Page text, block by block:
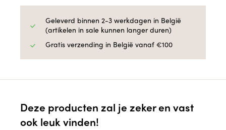
Geleverd binnen 2-3 werkdagen in België
(artikelen in sale kunnen langer duren)
Gratis verzending in België vanaf €100
Deze producten zal je zeker en vast
ook leuk vinden!